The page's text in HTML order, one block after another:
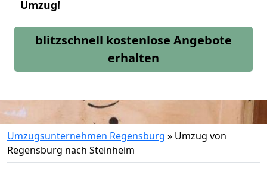
Umzug!
blitzschnell kostenlose Angebote
erhalten
Umzugsunternehmen Regensburg » Umzug von
Regensburg nach Steinheim